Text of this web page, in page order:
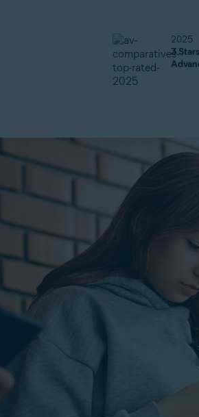
2025
3 Stars